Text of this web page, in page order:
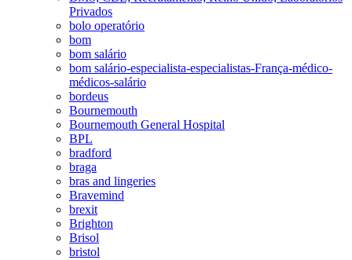
Privados
bolo operatório
bom
bom salário
bom salário-especialista-especialistas-França-médico-
médicos-salário
bordeus
Bournemouth
Bournemouth General Hospital
BPL
bradford
braga
bras and lingeries
Bravemind
brexit
Brighton
Brisol
bristol